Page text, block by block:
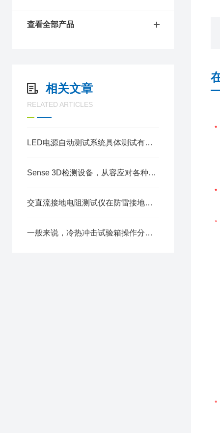
查看全部产品
相关文章
RELATED ARTICLES
LED电源自动测试系统具体测试有哪些内容呢
Sense 3D检测设备，从容应对各种材料表面检测
交直流接地电阻测试仪在防雷接地检测中的应用
一般来说，冷热冲击试验箱操作分为五部